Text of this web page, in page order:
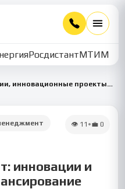
РосдистантМТИММУ
Инновации, инновационные проекты и венчурное финансирование
👁 11 •💼 0
инновации и